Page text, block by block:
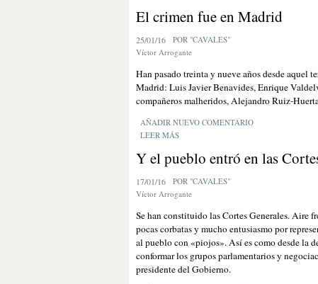
El crimen fue en Madrid
25/01/16
POR "CAVALES"
Víctor Arrogante
Han pasado treinta y nueve años desde aquel
Madrid: Luis Javier Benavides, Enrique
compañeros malheridos, Alejandro Ruiz-
AÑADIR NUEVO COMENTARIO
LEER MÁS
Y el pueblo entró en las
17/01/16
POR "CAVALES"
Víctor Arrogante
Se han constituido las Cortes Generales. Aire
pocas corbatas y mucho entusiasmo por
al pueblo con «piojos». Así es como desde la
conformar los grupos parlamentarios y
presidente del Gobierno.